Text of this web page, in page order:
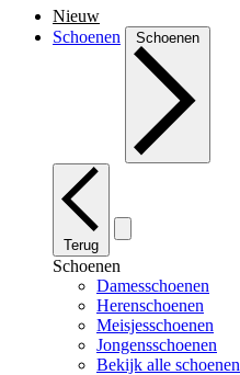
Nieuw
Schoenen
Schoenen
Terug
Schoenen
Damesschoenen
Herenschoenen
Meisjesschoenen
Jongensschoenen
Bekijk alle schoenen